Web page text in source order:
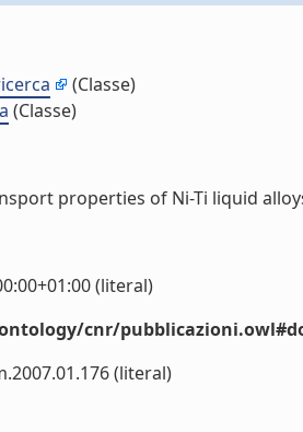
(Classe)
(Classe)
properties of Ni-Ti liquid
(literal)
cnr/
(literal)